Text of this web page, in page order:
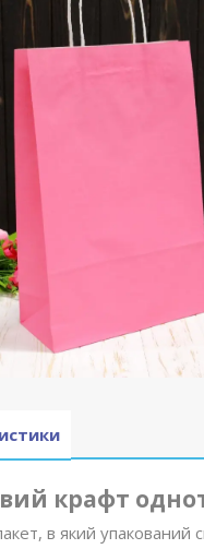
крафт
в який